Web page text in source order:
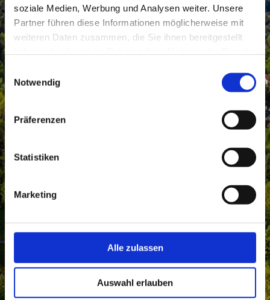
soziale Medien, Werbung und Analysen weiter. Unsere
Partner führen diese Informationen möglicherweise mit
weiteren Daten zusammen, die Sie ihnen bereitgestellt
Notwendig
Präferenzen
Statistiken
Marketing
Alle zulassen
Auswahl erlauben